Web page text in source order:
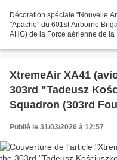
Décoration spéciale "Nouvelle
"Apache" du 601st Airborne
AHG) de la Force aérienne de
XtremeAir XA41
303rd "Tadeusz
Squadron (303rd
Lotnictwa
Lotnictwa
Publié le 31/03/2026 à 12:57